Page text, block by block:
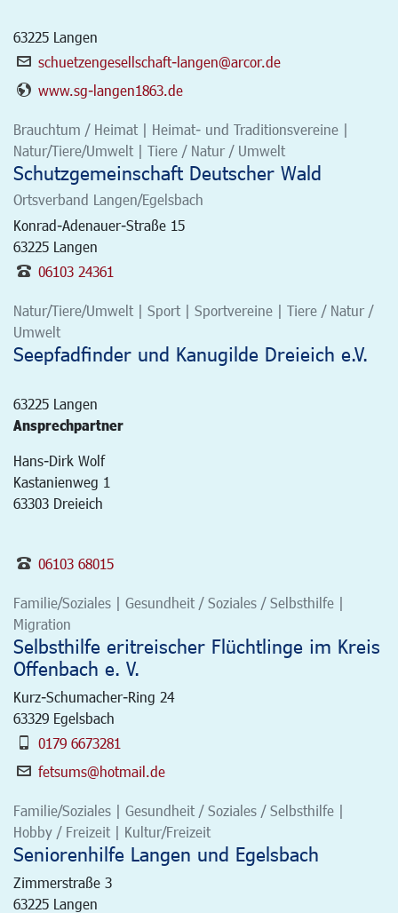
63225 Langen
schuetzengesellschaft-langen@arcor.de
www.sg-langen1863.de
Brauchtum / Heimat | Heimat- und Traditionsvereine |
Natur/Tiere/Umwelt | Tiere / Natur / Umwelt
Schutzgemeinschaft Deutscher Wald
Ortsverband Langen/Egelsbach
Konrad-Adenauer-Straße 15
63225 Langen
06103 24361
Natur/Tiere/Umwelt | Sport | Sportvereine | Tiere / Natur /
Umwelt
Seepfadfinder und Kanugilde Dreieich e.V.
63225 Langen
Ansprechpartner
Hans-Dirk Wolf
Kastanienweg 1
63303 Dreieich
06103 68015
Familie/Soziales | Gesundheit / Soziales / Selbsthilfe |
Migration
Selbsthilfe eritreischer Flüchtlinge im Kreis
Offenbach e. V.
Kurz-Schumacher-Ring 24
63329 Egelsbach
0179 6673281
fetsums@hotmail.de
Familie/Soziales | Gesundheit / Soziales / Selbsthilfe |
Hobby / Freizeit | Kultur/Freizeit
Seniorenhilfe Langen und Egelsbach
Zimmerstraße 3
63225 Langen